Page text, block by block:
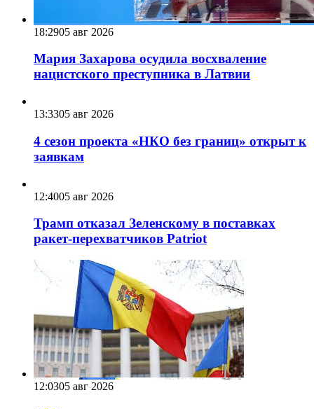
18:2905 авг 2026
Мария Захарова осудила восхваление
нацистского преступника в Латвии
13:3305 авг 2026
4 сезон проекта «НКО без границ» открыт к
заявкам
12:4005 авг 2026
Трамп отказал Зеленскому в поставках
ракет-перехватчиков Patriot
12:0305 авг 2026